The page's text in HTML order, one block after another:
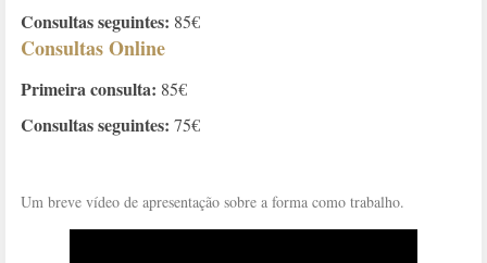
Consultas seguintes: 85€
Consultas Online
Primeira consulta: 85€
Consultas seguintes: 75€
Um breve vídeo de apresentação sobre a forma como trabalho.